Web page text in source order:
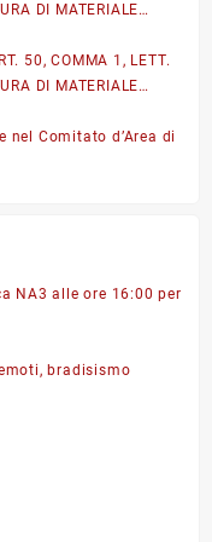
DI MATERIALE
dell’Area
Progetto
50, COMMA 1, LETT.
DI MATERIALE
dell’Area
Progetto
nel Comitato d’Area di
NA3 alle ore 16:00 per
bradisismo